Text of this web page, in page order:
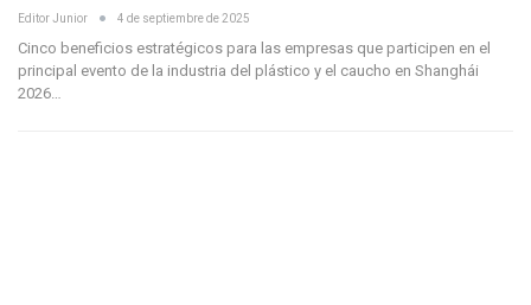
Editor Junior 4 de septiembre de 2025
Cinco beneficios estratégicos para las empresas que participen en el
principal evento de la industria del plástico y el caucho en Shanghái
2026…